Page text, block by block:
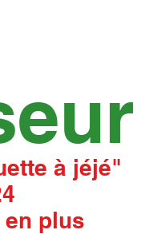
à jéjé"
plus